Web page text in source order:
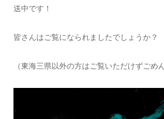
送中です！
皆さんはご覧になられましたでしょうか？
（東海三県以外の方はご覧いただけずごめ